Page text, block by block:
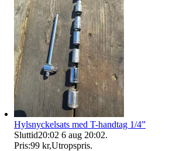
Hylsnyckelsats med T-handtag 1/4”
Sluttid20:02 6 aug 20:02.
Pris:99 kr,Utropspris.